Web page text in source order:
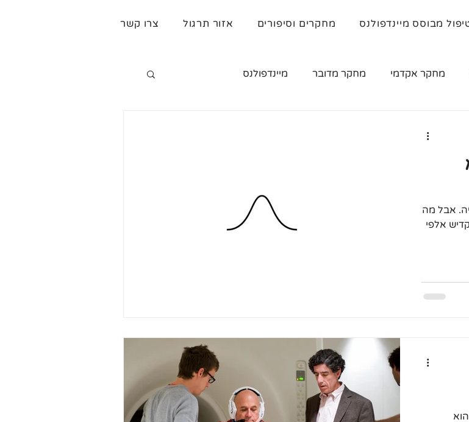
מבוסס מיינדפולנס מחקרים וסיפורים אזור תרגול צרו קשר
מחקר אקדמי מחקר מדובר מיינדפולנס
מה כל כך חשוב בנשימה? אוקיי, קשה לחיות בלעדיה. אבל מה
אלפי